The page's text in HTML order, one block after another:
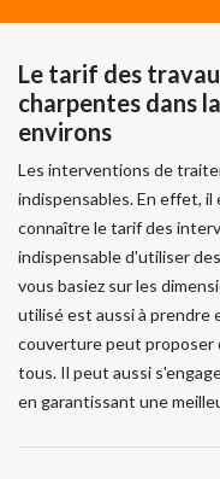
Le tarif des
charpentes dans
environs
Les interventions de
indispensables. En effet,
connaître le tarif des
indispensable d'utiliser
vous basiez sur les
utilisé est aussi à prendre
couverture peut proposer
tous. Il peut aussi
en garantissant une